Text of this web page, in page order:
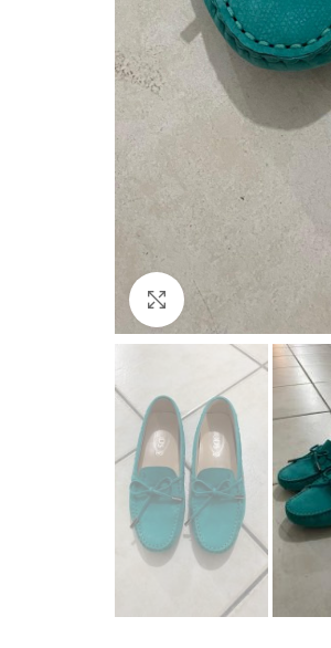
Büyütmek için tıklayın